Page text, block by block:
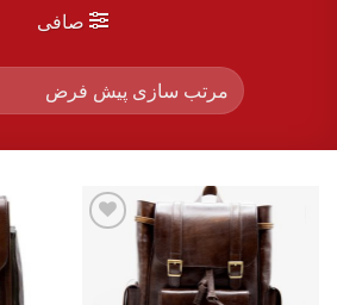
صافی
افزودن
مندی‌ها